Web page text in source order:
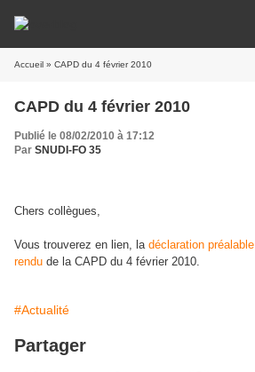
Accueil » CAPD du 4 février 2010
CAPD du 4 février 2010
Publié le 08/02/2010 à 17:12
Par SNUDI-FO 35
Chers collègues,
Vous trouverez en lien, la déclaration préalable
rendu de la CAPD du 4 février 2010.
#Actualité
Partager